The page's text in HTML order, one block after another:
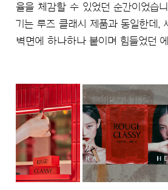
율을 체감할 수 있었던 순간이었습
기는 루즈 클래시 제품과 동일한데,
벽면에 하나하나 붙이며 힘들었던